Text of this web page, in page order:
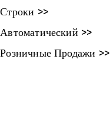
Строки >>
Автоматический >>
Розничные Продажи >>